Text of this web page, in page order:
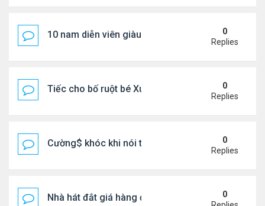
10 nam diễn viên giàu nhất Trung Quốc 2026
0
Replies
Tiếc cho bố ruột bé Xuân Mai ở Mỹ
0
Replies
Cường$ khóc khi nói thật về hôn nhân
0
Replies
Nhà hát đắt giá hàng đầu tg ở VN
0